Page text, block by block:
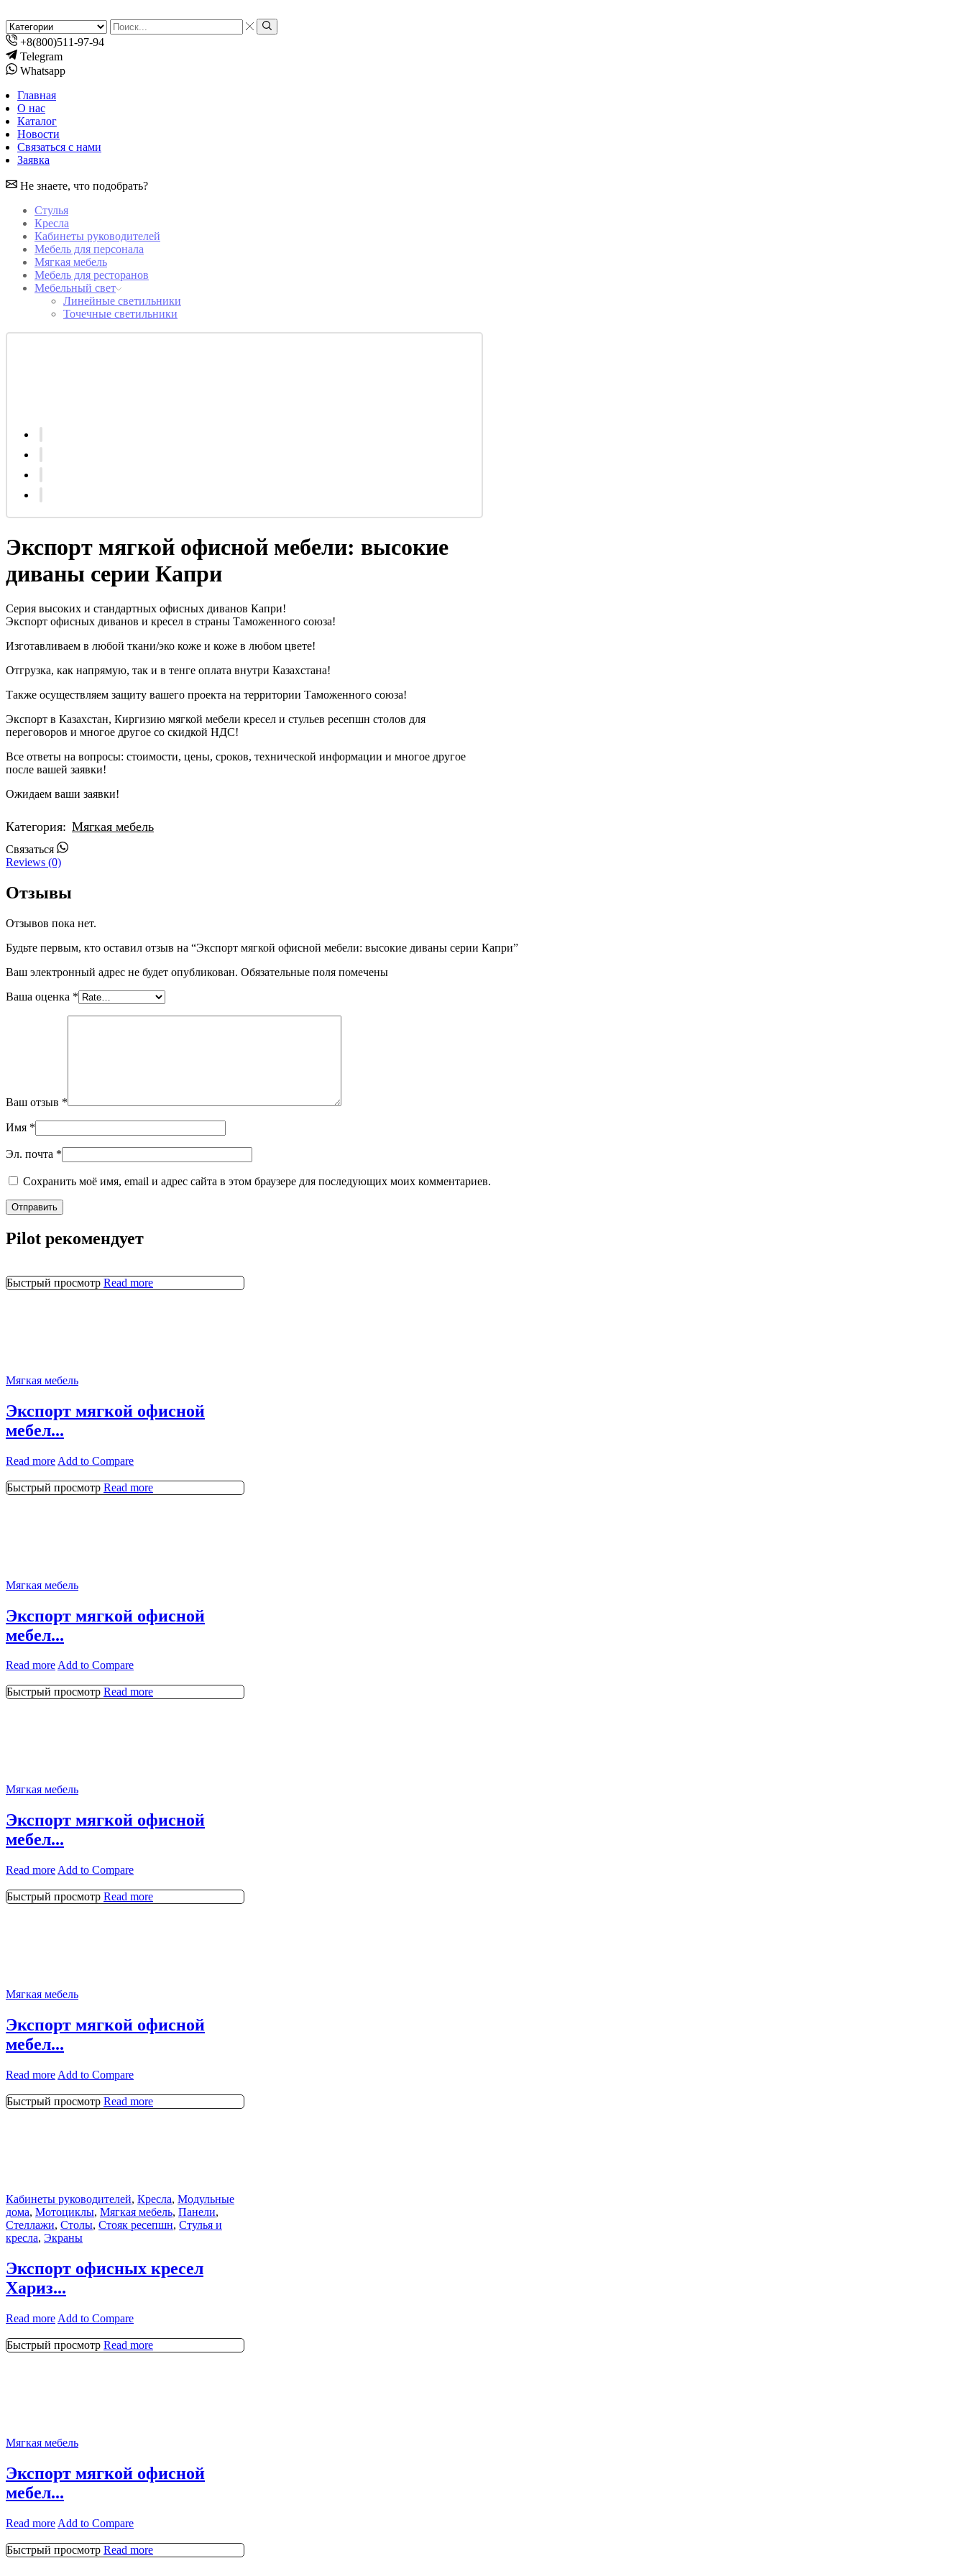
Search
input
Search
+8(800)511-97-94
Telegram
Whatsapp
Главная
О нас
Каталог
Новости
Связаться с нами
Заявка
Не знаете, что подобрать?
Стулья
Кресла
Кабинеты руководителей
Мебель для персонала
Мягкая мебель
Мебель для ресторанов
Мебельный свет
Линейные светильники
Точечные светильники
Экспорт мягкой офисной мебели: высокие
диваны серии Капри
Серия высоких и стандартных офисных диванов Капри!
Экспорт офисных диванов и кресел в страны Таможенного союза!
Изготавливаем в любой ткани/эко коже и коже в любом цвете!
Отгрузка, как напрямую, так и в тенге оплата внутри Казахстана!
Также осуществляем защиту вашего проекта на территории Таможенного союза!
Экспорт в Казахстан, Киргизию мягкой мебели кресел и стульев ресепшн столов для
переговоров и многое другое со скидкой НДС!
Все ответы на вопросы: стоимости, цены, сроков, технической информации и многое другое
после вашей заявки!
Ожидаем ваши заявки!
Категория: Мягкая мебель
Связаться Whatsapp
Reviews (0)
Отзывы
Отзывов пока нет.
Будьте первым, кто оставил отзыв на “Экспорт мягкой офисной мебели: высокие диваны серии Капри”
Ваш электронный адрес не будет опубликован. Обязательные поля помечены
Ваша оценка *
Ваш отзыв *
Имя *
Эл. почта *
Сохранить моё имя, email и адрес сайта в этом браузере для последующих моих комментариев.
Pilot рекомендует
Быстрый просмотр Read more
Мягкая мебель
Экспорт мягкой офисной
мебел...
Read more Add to Compare
Быстрый просмотр Read more
Мягкая мебель
Экспорт мягкой офисной
мебел...
Read moreAdd to Compare
Быстрый просмотр Read more
Мягкая мебель
Экспорт мягкой офисной
мебел...
Read more Add to Compare
Быстрый просмотр Read more
Мягкая мебель
Экспорт мягкой офисной
мебел...
Read more Add to Compare
Быстрый просмотр Read more
Кабинеты руководителей, Кресла, Модульные
дома, Мотоциклы, Мягкая мебель, Панели,
Стеллажи, Столы, Стояк ресепшн, Стулья и
кресла, Экраны
Экспорт офисных кресел
Хариз...
Read more Add to Compare
Быстрый просмотр Read more
Мягкая мебель
Экспорт мягкой офисной
мебел...
Read more Add to Compare
Быстрый просмотр Read more